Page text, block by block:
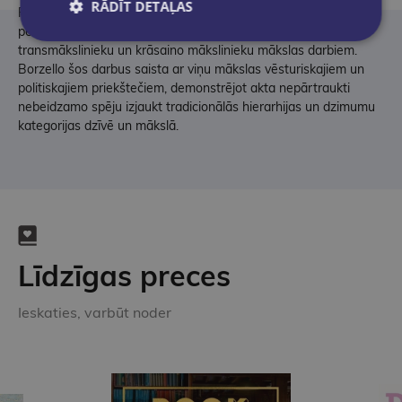
Pēdējā nodaļa ilustrē radikālas mākslas un kultūras norises
pēdējo desmit gadu laikā, īpaši koncentrējoties uz sieviešu,
transmākslinieku un krāsaino mākslinieku mākslas darbiem.
Borzello šos darbus saista ar viņu mākslas vēsturiskajiem un
politiskajiem priekštečiem, demonstrējot akta nepārtraukti
nebeidzamo spēju izjaukt tradicionālās hierarhijas un dzimumu
kategorijas dzīvē un mākslā.
Līdzīgas preces
Ieskaties, varbūt noder
RĀDĪT DETAĻAS